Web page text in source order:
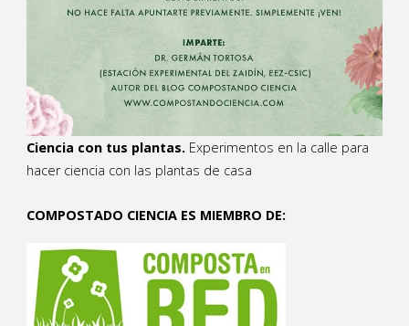
Ciencia con tus plantas. Experimentos en la calle para
hacer ciencia con las plantas de casa
COMPOSTADO CIENCIA ES MIEMBRO DE: